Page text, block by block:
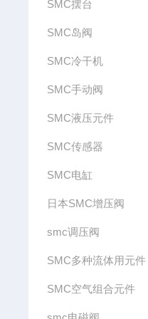
SMC摆台
SMC岛阀
SMC冷干机
SMC手动阀
SMC液压元件
SMC传感器
SMC电缸
日本SMC增压阀
smc调压阀
SMC多种流体用元件
SMC空气组合元件